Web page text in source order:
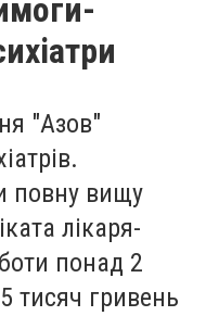
"Азов"
повну вищу
лікаря-
понад 2
тисяч гривень